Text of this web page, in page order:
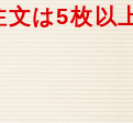
は5枚以